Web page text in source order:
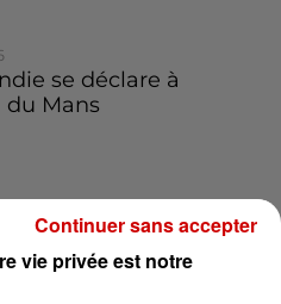
se déclare à
du Mans
rochefortaise
Frot est décédée
vie privée est notre
Continuer sans accepter